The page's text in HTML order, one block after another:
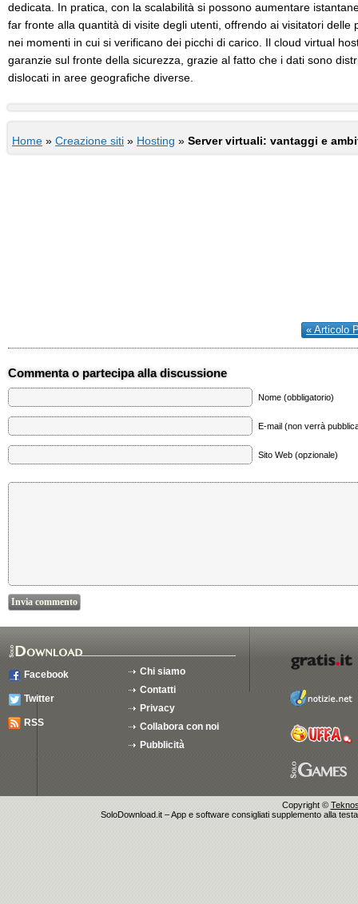
dedicata. In pratica, con la scalabilità si possono aumentare
far fronte alla quantità di visite degli utenti, offrendo ai visitatori delle
nei momenti in cui si verificano dei picchi di carico. Il cloud virtual
garanzie sul fronte della sicurezza, grazie al fatto che i dati sono
dislocati in aree geografiche diverse.
Home » Creazione siti » Hosting » Server virtuali: vantaggi e
« Articolo
Commenta o partecipa alla discussione
Nome (obbligatorio)
E-mail (non verrà
Sito Web (opzionale)
Facebook
Twitter
RSS
Chi siamo
Contatti
Privacy
Collabora con noi
Pubblicità
Copyright ©
SoloDownload.it – App e software consigliati supplemento alla